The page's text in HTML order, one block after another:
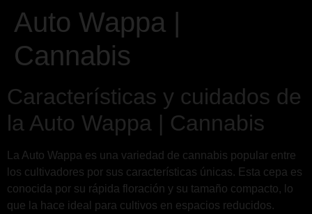
Auto Wappa |
Cannabis
Características y cuidados de
la Auto Wappa | Cannabis
La Auto Wappa es una variedad de cannabis popular entre
los cultivadores por sus características únicas. Esta cepa es
conocida por su rápida floración y su tamaño compacto, lo
que la hace ideal para cultivos en espacios reducidos.